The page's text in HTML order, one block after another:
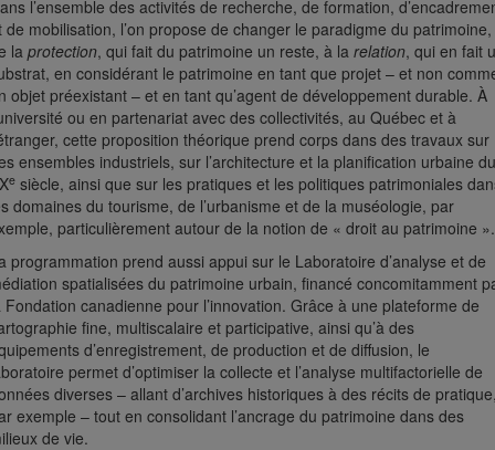
l’ensemble des activités de recherche, de formation,
de mobilisation, l’on propose de changer le paradigme du patrimoine,
la protection, qui fait du patrimoine un reste, à la relation, qui en fait
en considérant le patrimoine en tant que projet – et non
objet préexistant – et en tant qu’agent de développement durable. À
ou en partenariat avec des collectivités, au Québec et à
cette proposition théorique prend corps dans des travaux sur
ensembles industriels, sur l’architecture et la planification urbaine du
e siècle, ainsi que sur les pratiques et les politiques patrimoniales
domaines du tourisme, de l’urbanisme et de la muséologie, par
particulièrement autour de la notion de « droit au patrimoine ».
programmation prend aussi appui sur le Laboratoire d’analyse et de
spatialisées du patrimoine urbain, financé concomitamment
Fondation canadienne pour l’innovation. Grâce à une plateforme de
fine, multiscalaire et participative, ainsi qu’à des
d’enregistrement, de production et de diffusion, le
permet d’optimiser la collecte et l’analyse multifactorielle de
diverses – allant d’archives historiques à des récits de
exemple – tout en consolidant l’ancrage du patrimoine dans des
de vie.